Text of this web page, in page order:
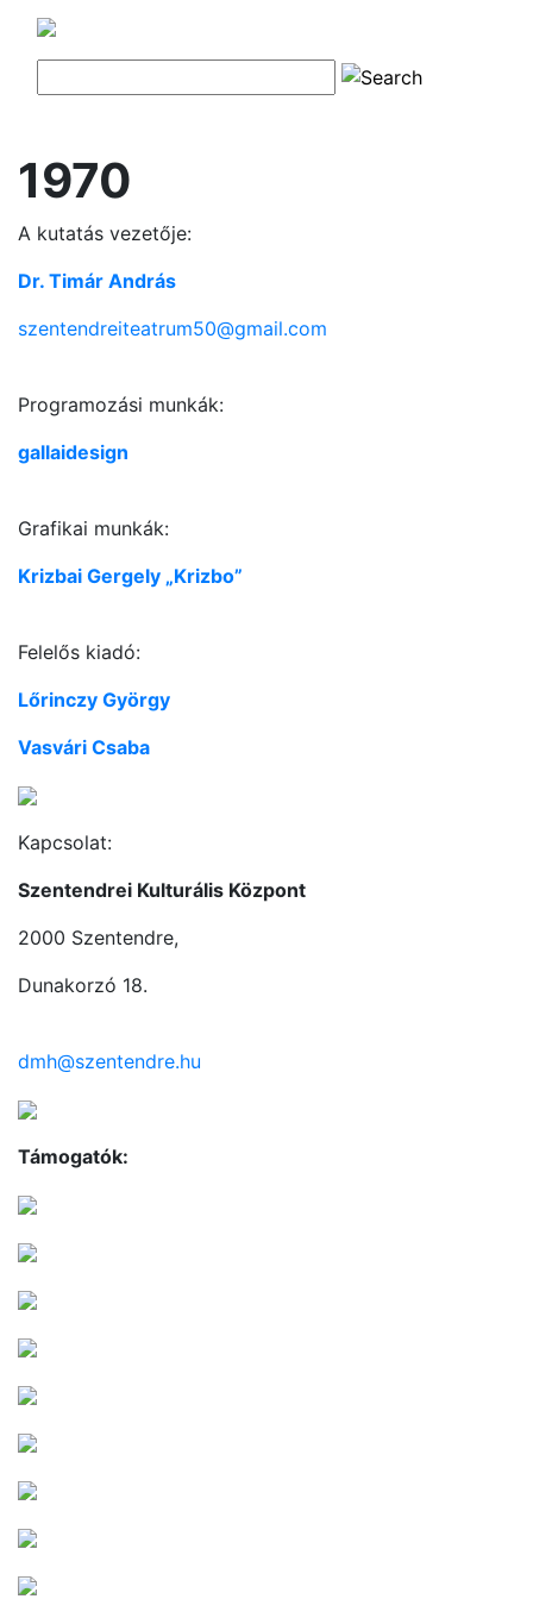
1970
A kutatás vezetője:
Dr. Timár András
szentendreiteatrum50@gmail.com
Programozási munkák:
gallaidesign
Grafikai munkák:
Krizbai Gergely „Krizbo”
Felelős kiadó:
Lőrinczy György
Vasvári Csaba
Kapcsolat:
Szentendrei Kulturális Központ
2000 Szentendre,
Dunakorzó 18.
dmh@szentendre.hu
Támogatók: